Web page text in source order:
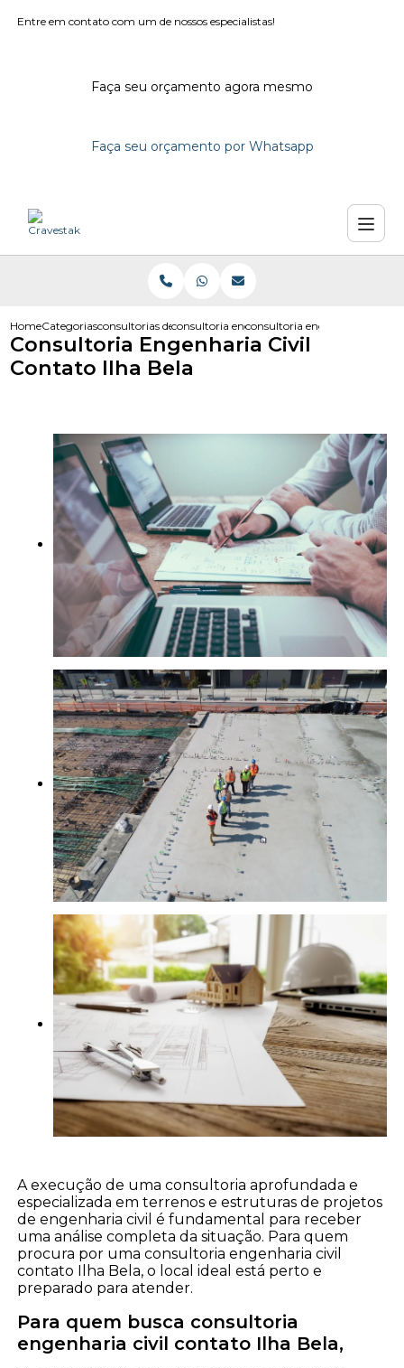
Entre em contato com um de nossos especialistas!
Faça seu orçamento agora mesmo
Faça seu orçamento por Whatsapp
HomeCategoriasconsultorias de engenhariaconsultoria engenharia em sao paulo
consultoria engenharia civil
Consultoria Engenharia Civil
Contato Ilha Bela
A execução de uma consultoria aprofundada e
especializada em terrenos e estruturas de projetos
de engenharia civil é fundamental para receber
uma análise completa da situação. Para quem
procura por uma consultoria engenharia civil
contato Ilha Bela, o local ideal está perto e
preparado para atender.
Para quem busca consultoria
engenharia civil contato Ilha Bela,